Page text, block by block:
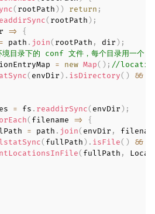
( rootPath ) ) return ;
( rootPath ) ;
=>
{
= path . join( rootPath , dir ) ;
目录下的 conf 文件，每个目录用一个
= new Map( ) ; //
( envDir ) . isDirectory( ) &&
= fs . readdirSync( envDir ) ;
( filename =>
{
= path . join( envDir ,
( fullPath ) . isFile( ) &&
( fullPath ,